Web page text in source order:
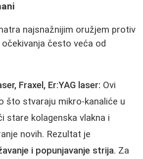
najsnažnijim oružjem protiv
često veća od
Fraxel, Er:YAG laser: Ovi
što stvaraju mikro-kanaliće u
stare kolagenska vlakna i
novih. Rezultat je
i popunjavanje strija. Za